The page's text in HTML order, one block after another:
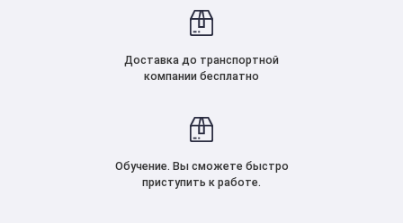
Доставка до транспортной
компании бесплатно
Обучение. Вы сможете быстро
приступить к работе.